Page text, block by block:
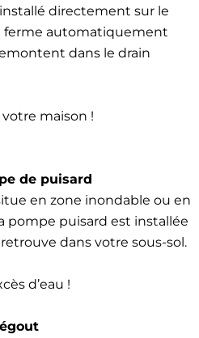
directement sur le
ferme automatiquement
dans le drain
maison !
de puisard
en zone inondable ou en
pompe puisard est installée
dans votre sous-sol.
d’eau !